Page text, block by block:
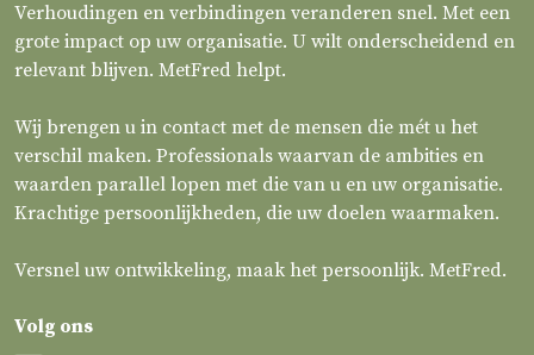
Verhoudingen en verbindingen veranderen snel. Met een
grote impact op uw organisatie. U wilt onderscheidend en
relevant blijven. MetFred helpt.
Wij brengen u in contact met de mensen die mét u het
verschil maken. Professionals waarvan de ambities en
waarden parallel lopen met die van u en uw organisatie.
Krachtige persoonlijkheden, die uw doelen waarmaken.
Versnel uw ontwikkeling, maak het persoonlijk. MetFred.
Volg ons